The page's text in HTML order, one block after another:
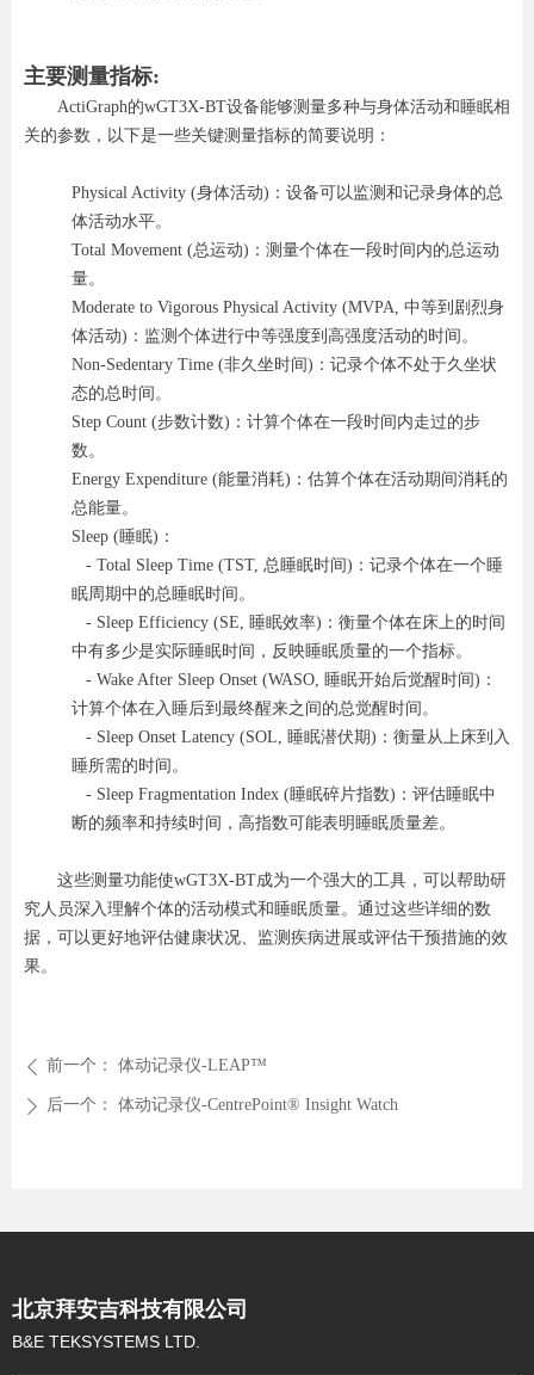
主要测量指标:
ActiGraph的wGT3X-BT设备能够测量多种与身体活动和睡眠相
关的参数，以下是一些关键测量指标的简要说明：
Physical Activity (身体活动)：设备可以监测和记录身体的总
体活动水平。
Total Movement (总运动)：测量个体在一段时间内的总运动
量。
Moderate to Vigorous Physical Activity (MVPA, 中等到剧烈身
体活动)：监测个体进行中等强度到高强度活动的时间。
Non-Sedentary Time (非久坐时间)：记录个体不处于久坐状
态的总时间。
Step Count (步数计数)：计算个体在一段时间内走过的步
数。
Energy Expenditure (能量消耗)：估算个体在活动期间消耗的
总能量。
Sleep (睡眠)：
- Total Sleep Time (TST, 总睡眠时间)：记录个体在一个睡
眠周期中的总睡眠时间。
- Sleep Efficiency (SE, 睡眠效率)：衡量个体在床上的时间
中有多少是实际睡眠时间，反映睡眠质量的一个指标。
- Wake After Sleep Onset (WASO, 睡眠开始后觉醒时间)：
计算个体在入睡后到最终醒来之间的总觉醒时间。
- Sleep Onset Latency (SOL, 睡眠潜伏期)：衡量从上床到入
睡所需的时间。
- Sleep Fragmentation Index (睡眠碎片指数)：评估睡眠中
断的频率和持续时间，高指数可能表明睡眠质量差。
这些测量功能使wGT3X-BT成为一个强大的工具，可以帮助研
究人员深入理解个体的活动模式和睡眠质量。通过这些详细的数
据，可以更好地评估健康状况、监测疾病进展或评估干预措施的效
果。
ꄴ 前一个： 体动记录仪-LEAP™
ꄲ 后一个： 体动记录仪-CentrePoint® Insight Watch
北京拜安吉科技有限公司
B&E TEKSYSTEMS LTD.